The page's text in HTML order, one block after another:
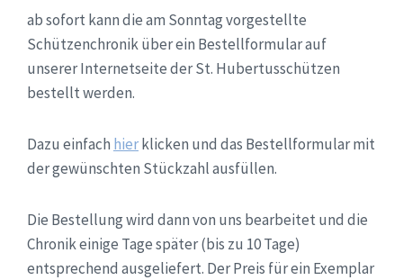
ab sofort kann die am Sonntag vorgestellte
Schützenchronik über ein Bestellformular auf
unserer Internetseite der St. Hubertusschützen
bestellt werden.
Dazu einfach hierklicken und das Bestellformular mit
der gewünschten Stückzahl ausfüllen.
Die Bestellung wird dann von uns bearbeitet und die
Chronik einige Tage später (bis zu 10 Tage)
entsprechend ausgeliefert. Der Preis für ein Exemplar